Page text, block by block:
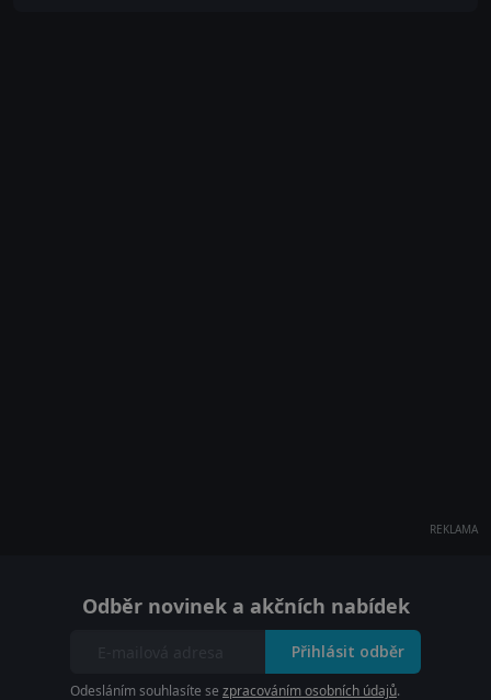
REKLAMA
Odběr novinek a akčních nabídek
Přihlásit odběr
Odesláním souhlasíte se zpracováním osobních údajů.